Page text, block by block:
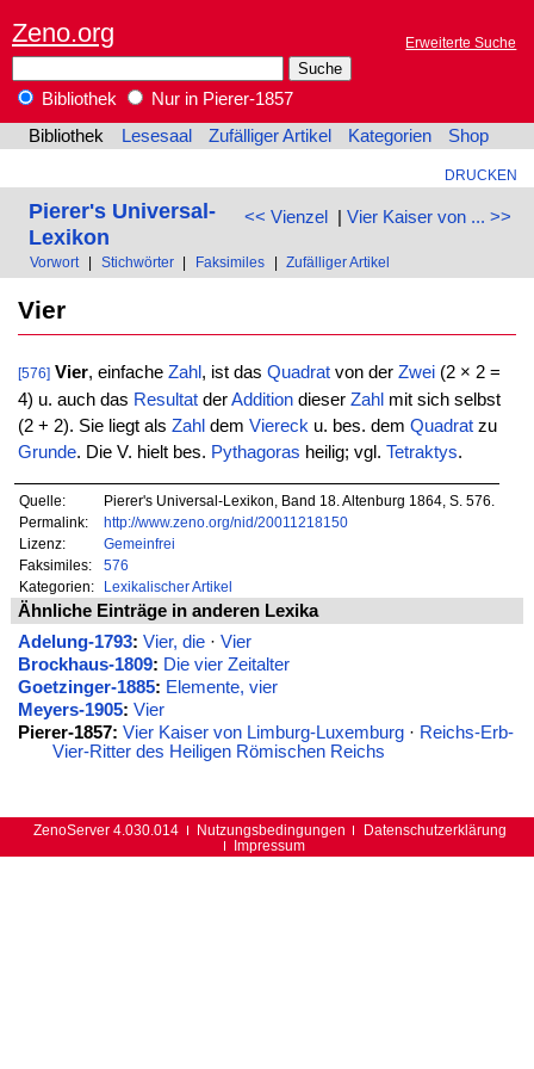
Zeno.org Erweiterte Suche
Bibliothek
Nur in Pierer-1857
Bibliothek
Lesesaal Zufälliger Artikel Kategorien Shop
DRUCKEN
<< Vienzel| Vier Kaiser von ... >>
Pierer's Universal-
Lexikon
Vorwort Stichwörter Faksimiles Zufälliger Artikel
Vier
[576] Vier, einfache Zahl , ist das Quadratvon der Zwei(2 × 2 =
4) u. auch das ResultatderAdditiondieser Zahl mit sich selbst
(2 + 2). Sie liegt als Zahl dem Vierecku. bes. dem Quadratzu
Grunde. Die V. hielt bes. Pythagoras heilig; vgl. Tetraktys.
Quelle:
Pierer's Universal-Lexikon, Band 18. Altenburg 1864, S. 576.
Permalink:
http://www.zeno.org/nid/20011218150
Lizenz:
Gemeinfrei
Faksimiles:
576
Kategorien:
Lexikalischer Artikel
Ähnliche Einträge in anderen Lexika
Adelung-1793: Vier, die· Vier
Brockhaus-1809: Die vier Zeitalter
Goetzinger-1885: Elemente, vier
Meyers-1905: Vier
Pierer-1857: Vier Kaiser von Limburg-Luxemburg· Reichs-Erb-
Vier-Ritter des Heiligen Römischen Reichs
ZenoServer 4.030.014 Nutzungsbedingungen
Datenschutzerklärung
Impressum